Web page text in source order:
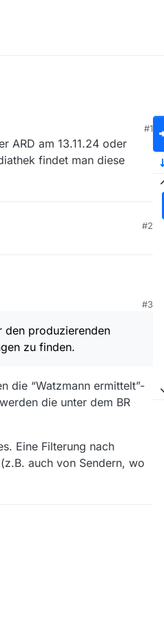
#1
ARD am 13.11.24 oder
findet man diese
#2
#3
den produzierenden
zu finden.
die “Watzmann ermittelt”-
die unter dem BR
Eine Filterung nach
auch von Sendern, wo